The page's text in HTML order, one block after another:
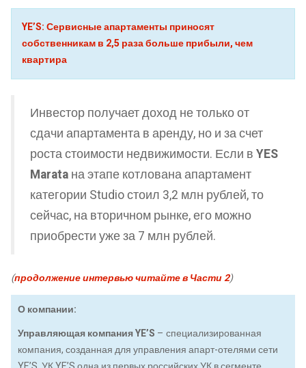
YE’S: Сервисные апартаменты приносят
собственникам в 2,5 раза больше прибыли, чем
квартира
Инвестор получает доход не только от
сдачи апартамента в аренду, но и за счет
роста стоимости недвижимости. Если в YES
Marata на этапе котлована апартамент
категории Studio стоил 3,2 млн рублей, то
сейчас, на вторичном рынке, его можно
приобрести уже за 7 млн рублей.
(продолжение интервью читайте в Части 2)
О компании:
Управляющая компания YE’S – специализированная
компания, созданная для управления апарт-отелями сети